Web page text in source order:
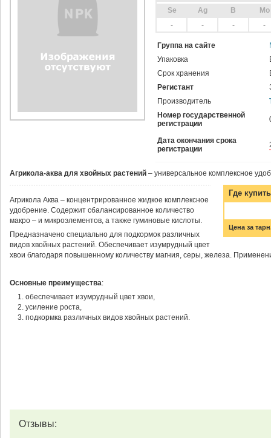
Sе
Ag B
Mo
-
- - -
Группа на сайте
Упаковка
Срок хранения
Регистант
Производитель
Номер государственной
регистрации
Дата окончания срока
регистрации
Агрикола-аква для хвойных растений – универсальное комплексное
Где
Цена за
Агрикола Аква – концентрированное жидкое комплексное
удобрение. Содержит сбалансированное количество
макро – и микроэлементов, а также гуминовые кислоты.
Предназначено специально для подкормок различных
видов хвойных растений. Обеспечивает изумрудный цвет
хвои благодаря повышенному количеству магния, серы, железа.
Основные преимущества:
обеспечивает изумрудный цвет хвои,
усиление роста,
подкормка различных видов хвойных растений.
Отзывы: